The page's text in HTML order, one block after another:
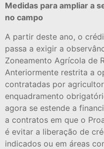
Medidas para ampliar a
no campo
A partir deste ano, o
passa a exigir a
Zoneamento Agrícola de
Anteriormente restrita a
contratadas por
enquadramento
agora se estende a
a contratos em que o
é evitar a liberação de
indicados ou em áreas